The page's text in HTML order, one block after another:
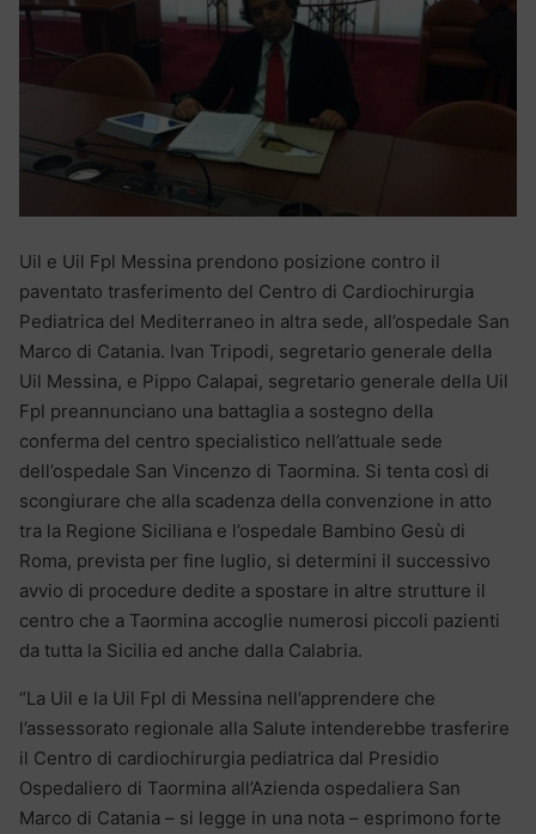
Uil e Uil Fpl Messina prendono posizione contro il
paventato trasferimento del Centro di Cardiochirurgia
Pediatrica del Mediterraneo in altra sede, all’ospedale San
Marco di Catania. Ivan Tripodi, segretario generale della
Uil Messina, e Pippo Calapai, segretario generale della Uil
Fpl preannunciano una battaglia a sostegno della
conferma del centro specialistico nell’attuale sede
dell’ospedale San Vincenzo di Taormina. Si tenta così di
scongiurare che alla scadenza della convenzione in atto
tra la Regione Siciliana e l’ospedale Bambino Gesù di
Roma, prevista per fine luglio, si determini il successivo
avvio di procedure dedite a spostare in altre strutture il
centro che a Taormina accoglie numerosi piccoli pazienti
da tutta la Sicilia ed anche dalla Calabria.
“La Uil e la Uil Fpl di Messina nell’apprendere che
l’assessorato regionale alla Salute intenderebbe trasferire
il Centro di cardiochirurgia pediatrica dal Presidio
Ospedaliero di Taormina all’Azienda ospedaliera San
Marco di Catania – si legge in una nota – esprimono forte